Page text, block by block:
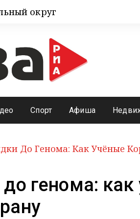
округ
Спорт Афиша
До Генома: Как Учёные
генома: